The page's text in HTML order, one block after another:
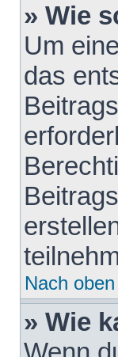
» Wie
Um
das
Nach oben
» Wie